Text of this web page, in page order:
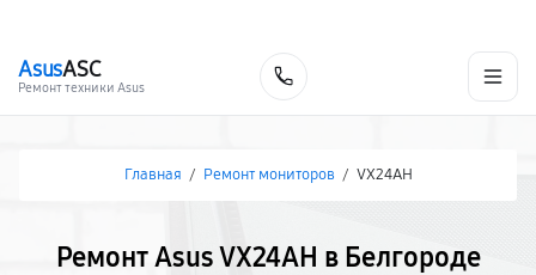
AsusASC
Ремонт техники Asus
Главная / Ремонт мониторов / VX24AH
Ремонт Asus VX24AH в Белгороде